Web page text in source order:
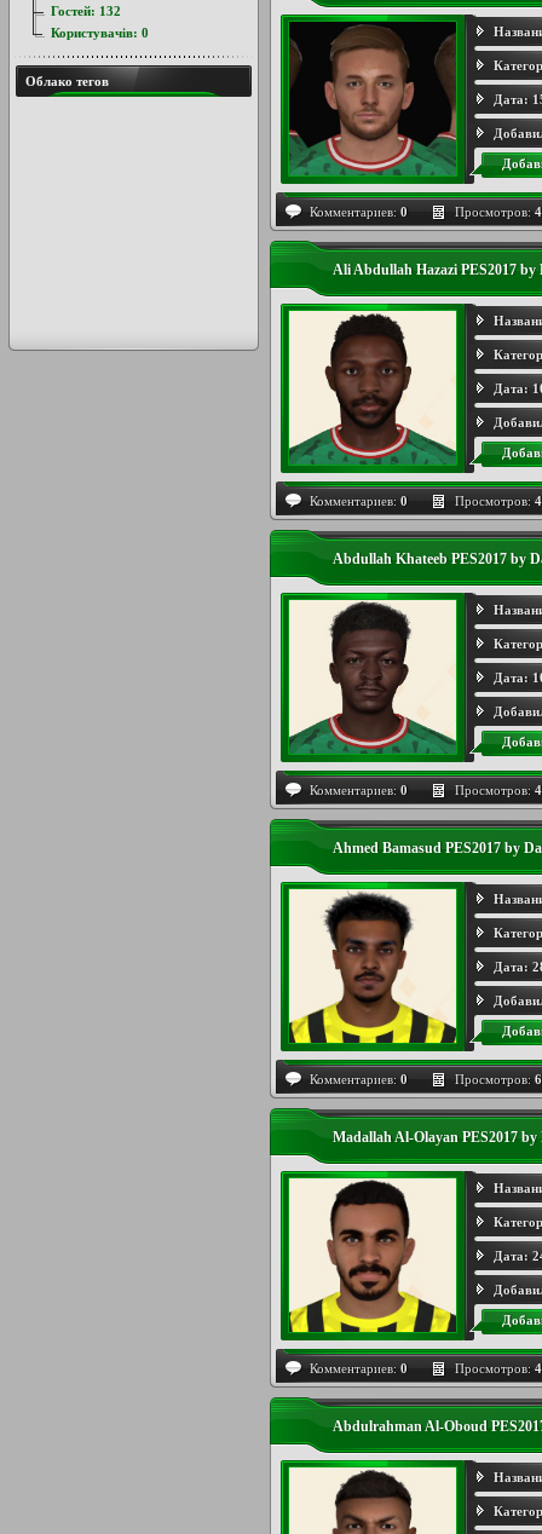
Дата:
Комментариев: 0 Просмотров:
Ali Abdullah Hazazi PES2017 by
Дата:
Комментариев: 0 Просмотров:
Abdullah Khateeb PES2017 by
Дата:
Комментариев: 0 Просмотров:
Ahmed Bamasud PES2017 by
Дата:
Комментариев: 0 Просмотров:
Madallah Al-Olayan PES2017 by
Дата:
Комментариев: 0 Просмотров:
Abdulrahman Al-Oboud
Гостей: 132
Користувачів: 0
Облако тегов